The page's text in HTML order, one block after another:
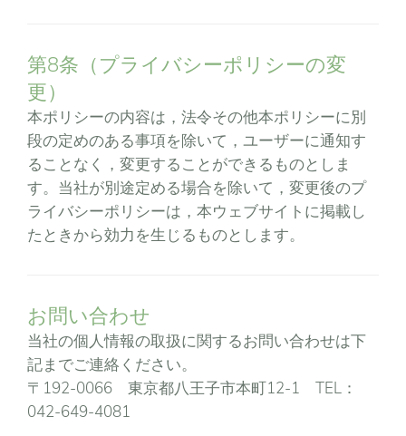
第8条（プライバシーポリシーの変
更）
本ポリシーの内容は，法令その他本ポリシーに別
段の定めのある事項を除いて，ユーザーに通知す
ることなく，変更することができるものとしま
す。当社が別途定める場合を除いて，変更後のプ
ライバシーポリシーは，本ウェブサイトに掲載し
たときから効力を生じるものとします。
お問い合わせ
当社の個人情報の取扱に関するお問い合わせは下
記までご連絡ください。
〒192-0066 東京都八王子市本町12-1 TEL：
042-649-4081